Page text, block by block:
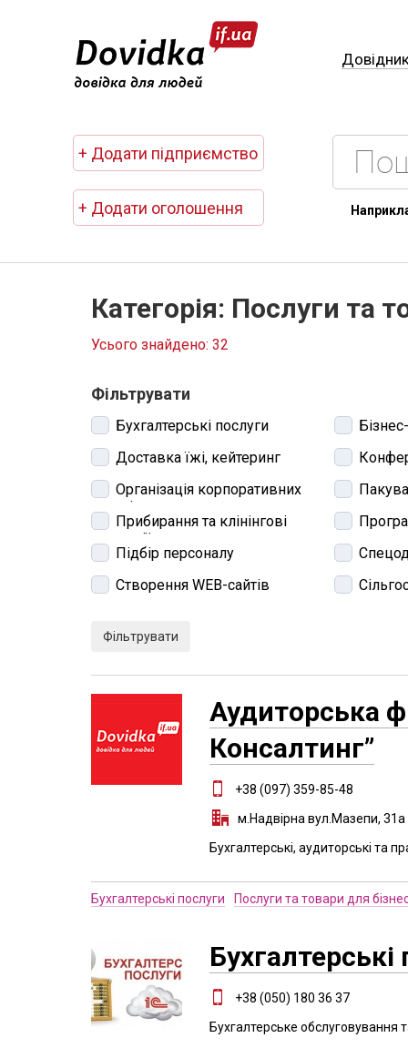
+ Додати підприємство
+ Додати оголошення
Категорія: Послуги та
Усього знайдено: 32
Фільтрувати
Бухгалтерські послуги
Доставка їжі, кейтеринг
Організація корпоративних
заходів
Прибирання та клінінгові
компанії
Підбір персоналу
Створення WEB-сайтів
Аудиторська
Консалтинг”
+38 (097) 359-85-48
м.Надвірна вул.Мазепи, 31а
Бухгалтерські, аудиторські та
Бухгалтерські послуги Послуги та товари для
Бухгалтерські
+38 (050) 180 36 37
Бухгалтерське обслуговування